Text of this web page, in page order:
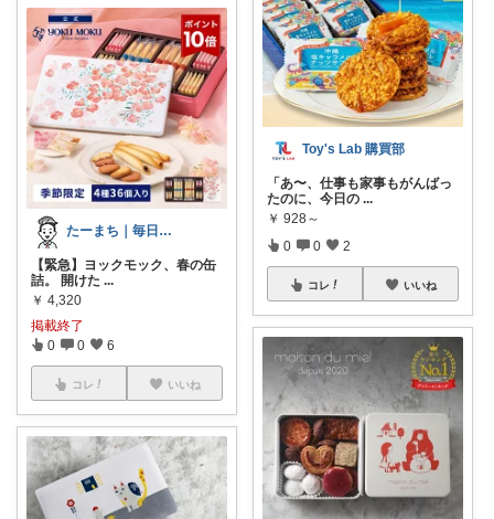
たーまち｜毎日10時 楽天超目玉
【緊急】ヨックモック、春の缶
詰。 開けた ...
￥ 4,320
掲載終了
0 0 6
コレ いいね
Toy's Lab 購買部
「あ〜、仕事も家事もがんばっ
たのに、今日の ...
￥ 928～
0 0 2
コレ いいね